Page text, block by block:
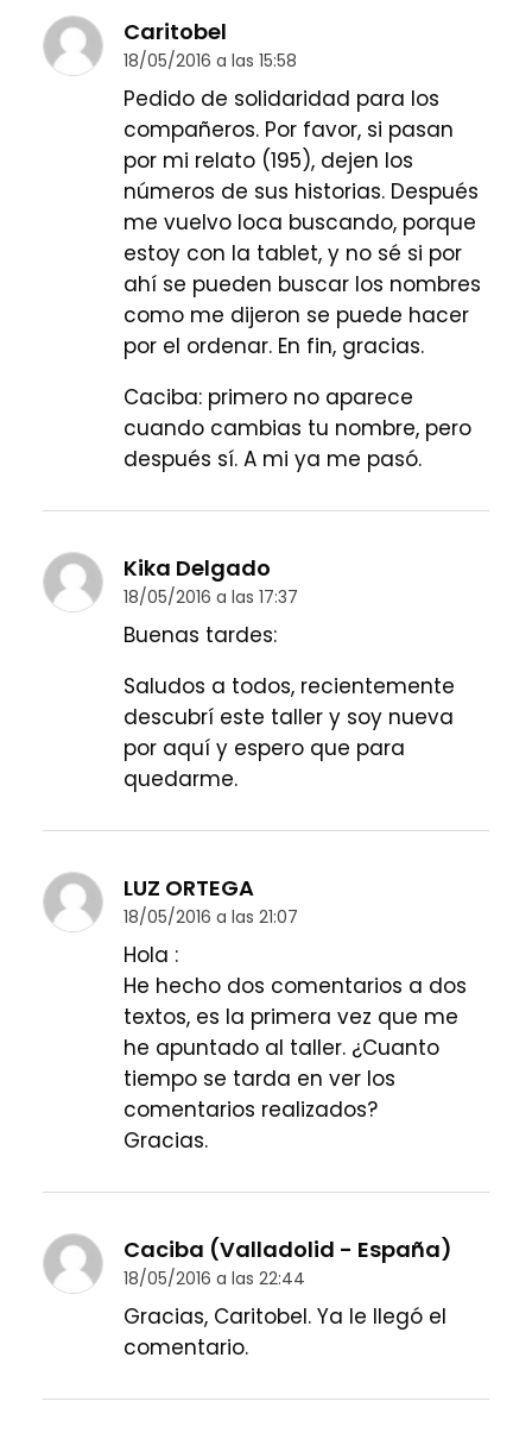
Caritobel
18/05/2016 a las 15:58
Pedido de solidaridad para los
compañeros. Por favor, si pasan
por mi relato (195), dejen los
números de sus historias. Después
me vuelvo loca buscando, porque
estoy con la tablet, y no sé si por
ahí se pueden buscar los nombres
como me dijeron se puede hacer
por el ordenar. En fin, gracias.
Caciba: primero no aparece
cuando cambias tu nombre, pero
después sí. A mi ya me pasó.
Kika Delgado
18/05/2016 a las 17:37
Buenas tardes:
Saludos a todos, recientemente
descubrí este taller y soy nueva
por aquí y espero que para
quedarme.
LUZ ORTEGA
18/05/2016 a las 21:07
Hola :
He hecho dos comentarios a dos
textos, es la primera vez que me
he apuntado al taller. ¿Cuanto
tiempo se tarda en ver los
comentarios realizados?
Gracias.
Caciba (Valladolid - España)
18/05/2016 a las 22:44
Gracias, Caritobel. Ya le llegó el
comentario.